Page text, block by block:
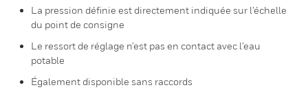
La pression définie est directement indiquée sur l’échelle
du point de consigne
Le ressort de réglage n’est pas en contact avec l’eau
potable
Également disponible sans raccords